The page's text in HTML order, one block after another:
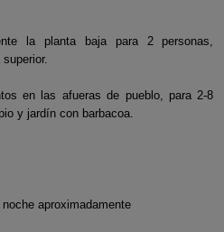
la planta baja para 2 personas,
en las afueras de pueblo, para 2-8
y jardín con barbacoa.
aproximadamente